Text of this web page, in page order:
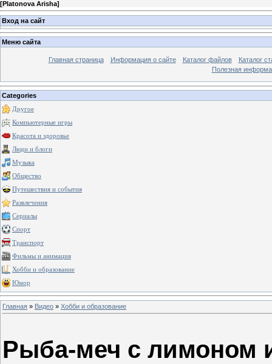
[Platonova Arisha]
Вход на сайт
Меню сайта
Главная страница Информация о сайте Каталог файлов
Каталог
Полезная
Categories
Другое
Компьютерные игры
Красота и здоровье
Люди и блоги
Музыка
Общество
Путешествия и события
Развлечения
Сериалы
Спорт
Транспорт
Фильмы и анимация
Хобби и образование
Юмор
Главная » Видео » Хобби и образование
Рыба-меч с лимоном